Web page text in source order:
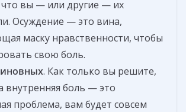
вы — или другие — их
Осуждение — это вина,
маску нравственности, чтобы
свою боль.
. Как только вы решите,
внутренняя боль — это
проблема, вам будет совсем